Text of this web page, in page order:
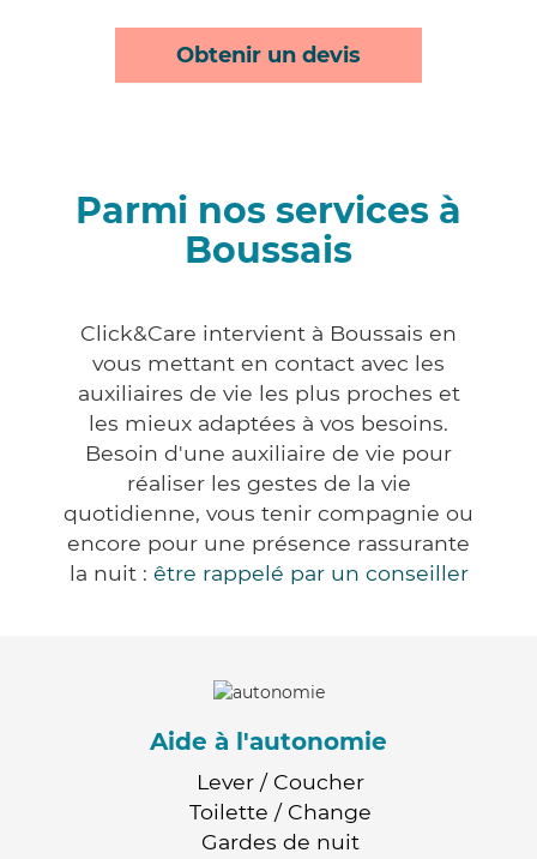
Obtenir un devis
Parmi nos services à
Boussais
Click&Care intervient à Boussais en
vous mettant en contact avec les
auxiliaires de vie les plus proches et
les mieux adaptées à vos besoins.
Besoin d'une auxiliaire de vie pour
réaliser les gestes de la vie
quotidienne, vous tenir compagnie ou
encore pour une présence rassurante
la nuit : être rappelé par un conseiller
Aide à l'autonomie
Lever / Coucher
Toilette / Change
Gardes de nuit